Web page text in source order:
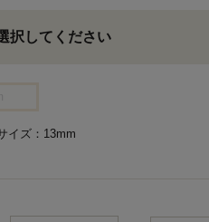
択してください
イズ：13mm